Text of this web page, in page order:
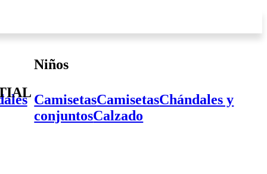
Niños
CamisetasCamisetasChándales y
conjuntosCalzado